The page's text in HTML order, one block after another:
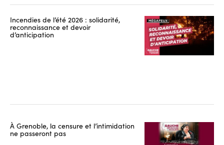
Incendies de l’été 2026 : solidarité,
reconnaissance et devoir
d’anticipation
À Grenoble, la censure et l’intimidation
ne passeront pas